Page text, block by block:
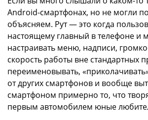
Android-смартфонах, но не могли
объясняем. Рут — это когда
настоящему главный в телефоне и
настраивать меню, надписи,
скорость работы вне стандартных
переименовывать,
от других смартфонов и вообще
смартфоном примерно то, что
первым автомобилем юные